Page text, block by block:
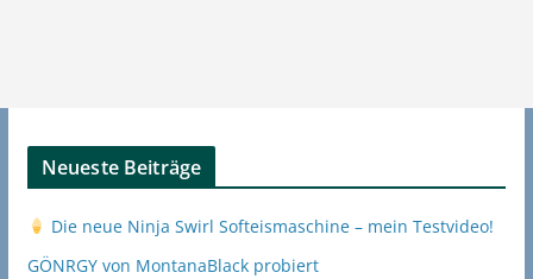
Neueste Beiträge
Die neue Ninja Swirl Softeismaschine – mein Testvideo!
GÖNRGY von MontanaBlack probiert